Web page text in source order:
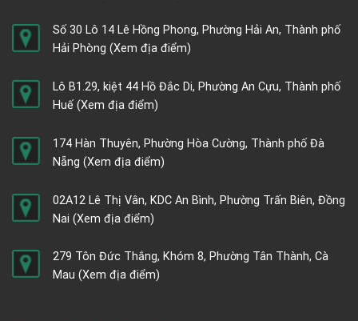
Số 30 Lô 14 Lê Hồng Phong, Phường Hải An, Thành phố
Hải Phòng (Xem địa điểm)
Lô B1.29, kiệt 44 Hồ Đắc Di, Phường An Cựu, Thành phố
Huế (Xem địa điểm)
174 Hàn Thuyên, Phường Hòa Cường, Thành phố Đà
Nẵng (Xem địa điểm)
02A12 Lê Thị Vân, KDC An Bình, Phường Trấn Biên, Đồng
Nai (Xem địa điểm)
279 Tôn Đức Thắng, Khóm 8, Phường Tân Thành, Cà
Mau (Xem địa điểm)